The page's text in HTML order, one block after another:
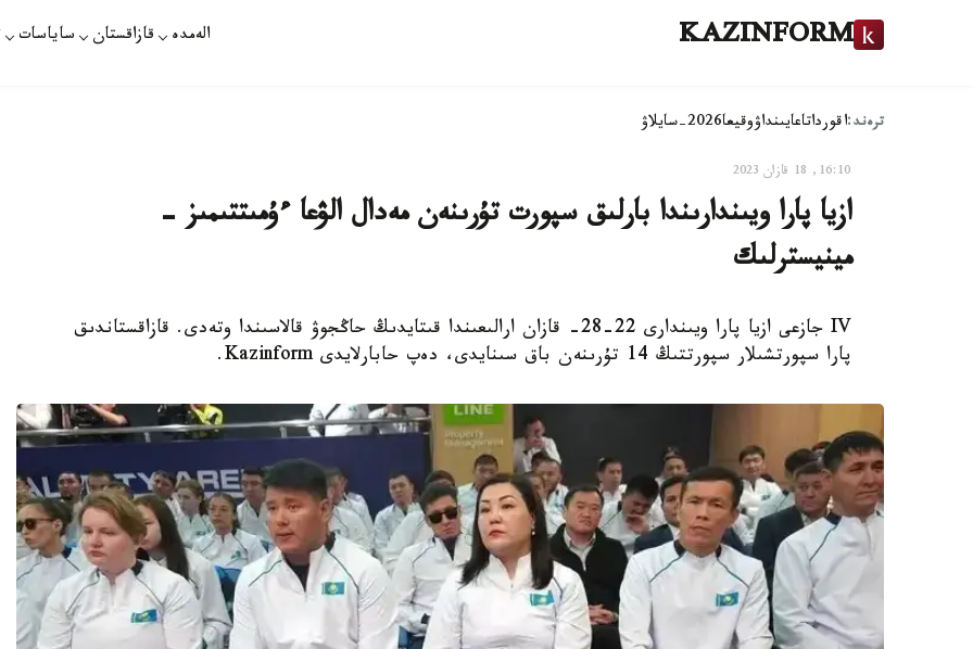
KAZINFORM الەمدە قازاقستان ساياسات
ترەند:اقورداتاعايىنداۋوقيعا2026-سايلاۋ
16:10, 18 قازان 2023
ازيا پارا ويىندارىندا بارلىق سپورت تۇرىنەن مەدال الۋعا ءۇمىتتىمىز -
مينيسترلىك
IV جازعى ازيا پارا ويىندارى 22-28- قازان ارالىعىندا قىتايدىڭ حاڭجوۋ قالاسىندا وتەدى. قازاقستاندىق
پارا سپورتشىلار سپورتتىڭ 14 تۇرىنەن باق سىنايدى، دەپ حابارلايدى Kazinform.